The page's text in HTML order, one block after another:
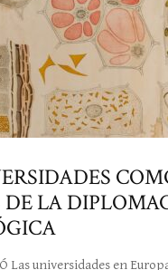
DE LA
Las universidades en